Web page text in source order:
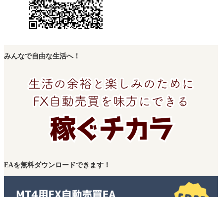
みんなで自由な生活へ！
EAを無料ダウンロードできます！